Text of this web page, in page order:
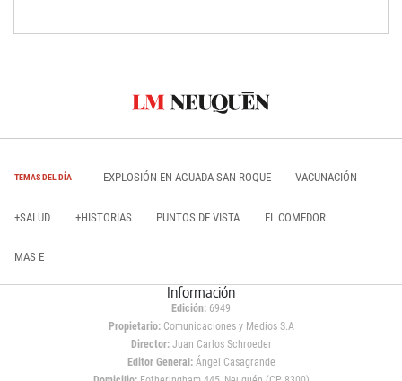
TEMAS DEL DÍA EXPLOSIÓN EN AGUADA SAN ROQUE VACUNACIÓN
+SALUD +HISTORIAS PUNTOS DE VISTA EL COMEDOR
MAS E
Información
Edición: 6949
Propietario:Comunicaciones y Medios S.A
Director: Juan Carlos Schroeder
Editor General:Ángel Casagrande